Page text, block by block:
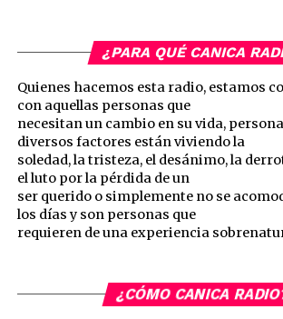
¿PARA QUÉ CANICA
Quienes hacemos esta radio, estamos
con aquellas personas que
necesitan un cambio en su vida,
diversos factores están viviendo la
soledad, la tristeza, el desánimo, la
el luto por la pérdida de un
ser querido o simplemente no se
los días y son personas que
requieren de una experiencia
¿CÓMO CANICA